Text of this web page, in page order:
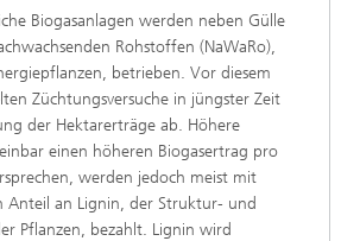
Biogasanlagen werden neben Gülle
Rohstoffen (NaWaRo),
betrieben. Vor diesem
Züchtungsversuche in jüngster Zeit
der Hektarerträge ab. Höhere
einen höheren Biogasertrag pro
werden jedoch meist mit
Anteil an Lignin, der Struktur- und
Pflanzen, bezahlt. Lignin wird